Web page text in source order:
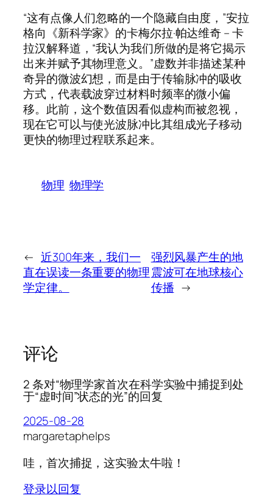
“这有点像人们忽略的一个隐藏自由度，”安拉
格向《新科学家》的卡梅尔拉·帕达维奇 – 卡
拉汉解释道，“我认为我们所做的是将它揭示
出来并赋予其物理意义。”虚数并非描述某种
奇异的微波幻想，而是由于传输脉冲的吸收
方式，代表载波穿过材料时频率的微小偏
移。此前，这个数值因看似虚构而被忽视，
现在它可以与使光波脉冲比其组成光子移动
更快的物理过程联系起来。
物理 物理学
← 近300年来，我们一
直在误读一条重要的物理
学定律。
强烈风暴产生的地
震波可在地球核心
传播 →
评论
2 条对“物理学家首次在科学实验中捕捉到处
于“虚时间”状态的光”的回复
2025-08-28
margaretaphelps
哇，首次捕捉，这实验太牛啦！
登录以回复